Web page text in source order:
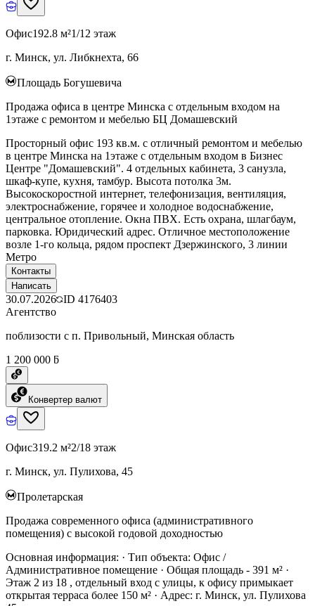
Офис192.8 м²1/12 этаж
г. Минск, ул. Либкнехта, 66
Площадь Богушевича
Продажа офиса в центре Минска с отдельным входом на
1этаже с ремонтом и мебелью БЦ Домашевский
Просторный офис 193 кв.м. с отличный ремонтом и мебелью
в центре Минска на 1этаже с отдельным входом в Бизнес
Центре "Домашевский". 4 отдельных кабинета, 3 санузла,
шкаф-купе, кухня, тамбур. Высота потолка 3м.
Высокоскоростной интернет, телефонизация, вентиляция,
электроснабжение, горячее и холодное водоснабжение,
центральное отопление. Окна ПВХ. Есть охрана, шлагбаум,
парковка. Юридический адрес. Отличное местоположение
возле 1-го кольца, рядом проспект Дзержинского, 3 линии
Метро
Контакты
Написать
30.07.2026 ID 4176403
Агентство
поблизости с п. Привольный, Минская область
1 200 000 ƃ
Конвертер валют
Офис319.2 м²2/18 этаж
г. Минск, ул. Пулихова, 45
Пролетарская
Продажа современного офиса (административного
помещения) с высокой годовой доходностью
Основная информация: · Тип объекта: Офис /
Административное помещение · Общая площадь - 391 м² ·
Этаж 2 из 18 , отдельный вход с улицы, к офису примыкает
открытая терраса более 150 м² · Адрес: г. Минск, ул. Пулихова